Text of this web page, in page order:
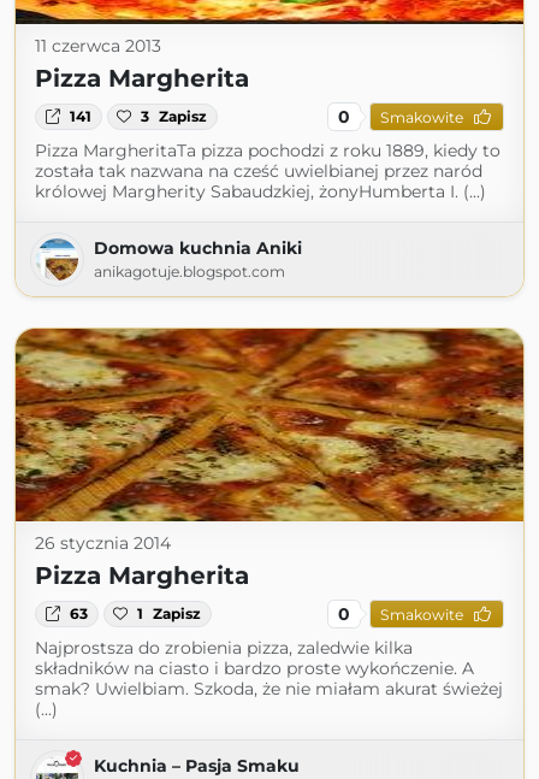
11 czerwca 2013
Pizza Margherita
141 3 Zapisz 0 Smakowite
Pizza MargheritaTa pizza pochodzi z roku 1889, kiedy to
została tak nazwana na cześć uwielbianej przez naród
królowej Margherity Sabaudzkiej, żonyHumberta I. (...)
Domowa kuchnia Aniki
anikagotuje.blogspot.com
26 stycznia 2014
Pizza Margherita
63 1 Zapisz 0 Smakowite
Najprostsza do zrobienia pizza, zaledwie kilka
składników na ciasto i bardzo proste wykończenie. A
smak? Uwielbiam. Szkoda, że nie miałam akurat świeżej
(...)
Kuchnia – Pasja Smaku